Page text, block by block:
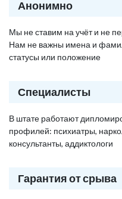
Анонимно
Мы не ставим на учёт и не
Нам не важны имена и
статусы или положение
Специалисты
В штате работают
профилей: психиатры,
консультанты, аддиктологи
Гарантия от срыва